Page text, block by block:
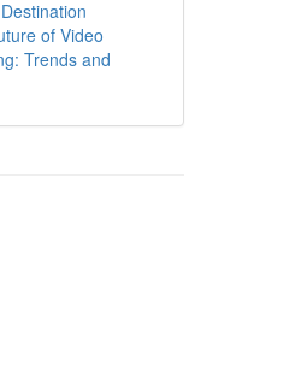
of Video
Trends and